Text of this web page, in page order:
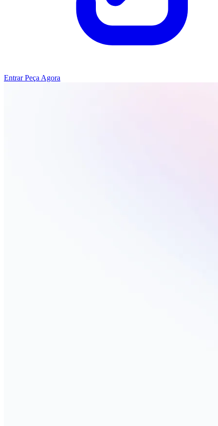
Entrar Peça Agora